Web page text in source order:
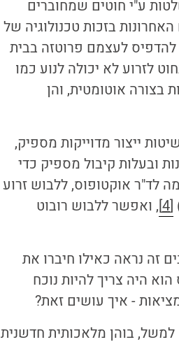
ע"י חוטים שמחוברים
בזכות טכנולוגיה של
להדפיס לעצמם פרוטזה בבית
לזרוע לא יכולה לנוע כמו
בצורה אוטומטית, והן
ייצור מדוייקות מספיק,
ובעלות קיבול מספיק כדי
לד"ר אוקטופוס, ללבוש זרוע
[4] , ואפשר ללבוש רובוט
זה נראה כאילו חיברו את
היה צריך להיות נוכח
- איך עושים זאת?
בוהן מלאכותית חדשנית